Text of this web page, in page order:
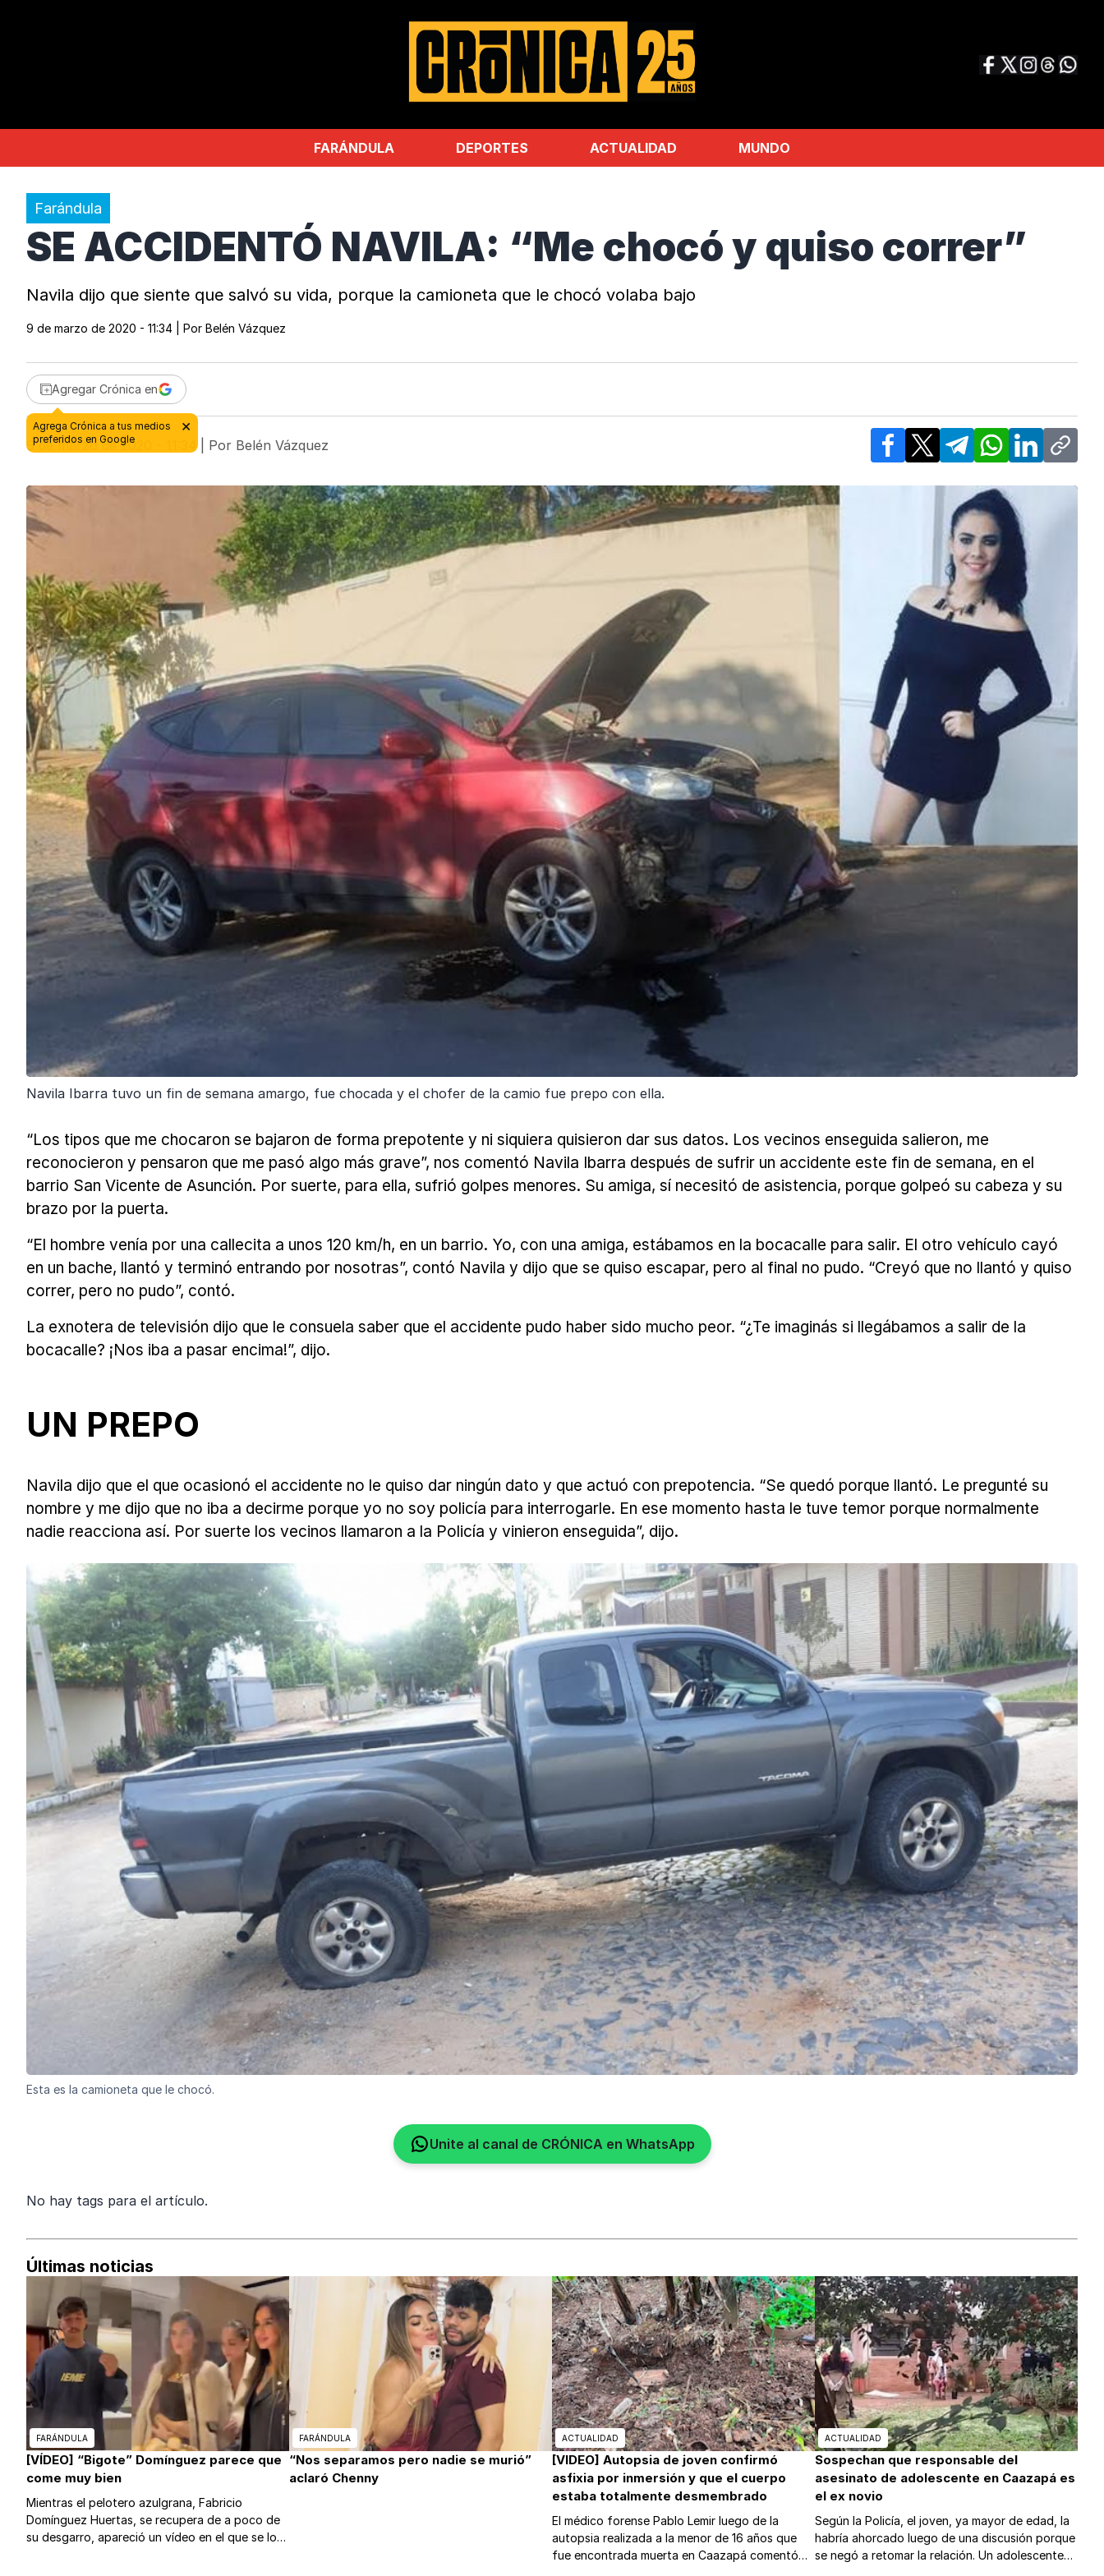
FARÁNDULA DEPORTES ACTUALIDAD MUNDO
Farándula
SE ACCIDENTÓ NAVILA: “Me chocó y quiso correr”
Navila dijo que siente que salvó su vida, porque la camioneta que le chocó volaba bajo
9 de marzo de 2020 - 11:34 | Por Belén Vázquez
Agregar Crónica en
9 de marzo de 2020 - 11:34 | Por Belén Vázquez
Facebook
X TelegramWhatsApp
LinkedInCopy
Navila Ibarra tuvo un fin de semana amargo, fue chocada y el chofer de la camio fue prepo con ella.
“Los tipos que me chocaron se bajaron de forma prepotente y ni siquiera quisieron dar sus datos. Los vecinos enseguida salieron, me
reconocieron y pensaron que me pasó algo más grave”, nos comentó Navila Ibarra después de sufrir un accidente este fin de semana, en el
barrio San Vicente de Asunción. Por suerte, para ella, sufrió golpes menores. Su amiga, sí necesitó de asistencia, porque golpeó su cabeza y su
brazo por la puerta.
“El hombre venía por una callecita a unos 120 km/h, en un barrio. Yo, con una amiga, estábamos en la bocacalle para salir. El otro vehículo cayó
en un bache, llantó y terminó entrando por nosotras”, contó Navila y dijo que se quiso escapar, pero al final no pudo. “Creyó que no llantó y quiso
correr, pero no pudo”, contó.
La exnotera de televisión dijo que le consuela saber que el accidente pudo haber sido mucho peor. “¿Te imaginás si llegábamos a salir de la
bocacalle? ¡Nos iba a pasar encima!”, dijo.
UN PREPO
Navila dijo que el que ocasionó el accidente no le quiso dar ningún dato y que actuó con prepotencia. “Se quedó porque llantó. Le pregunté su
nombre y me dijo que no iba a decirme porque yo no soy policía para interrogarle. En ese momento hasta le tuve temor porque normalmente
nadie reacciona así. Por suerte los vecinos llamaron a la Policía y vinieron enseguida”, dijo.
Esta es la camioneta que le chocó.
Unite al canal de CRÓNICA en WhatsApp
No hay tags para el artículo.
Últimas noticias
FARÁNDULA
[VÍDEO] “Bigote” Domínguez parece que
come muy bien
Mientras el pelotero azulgrana, Fabricio
Domínguez Huertas, se recupera de a poco de
su desgarro, apareció un vídeo en el que se lo
FARÁNDULA
“Nos separamos pero nadie se murió”
aclaró Chenny
ACTUALIDAD
[VIDEO] Autopsia de joven confirmó
asfixia por inmersión y que el cuerpo
estaba totalmente desmembrado
El médico forense Pablo Lemir luego de la
autopsia realizada a la menor de 16 años que
fue encontrada muerta en Caazapá comentó
ACTUALIDAD
Sospechan que responsable del
asesinato de adolescente en Caazapá es
el ex novio
Según la Policía, el joven, ya mayor de edad, la
habría ahorcado luego de una discusión porque
se negó a retomar la relación. Un adolescente